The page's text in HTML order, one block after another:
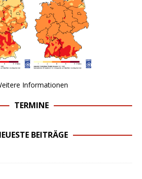
Informationen
TERMINE
BEITRÄGE